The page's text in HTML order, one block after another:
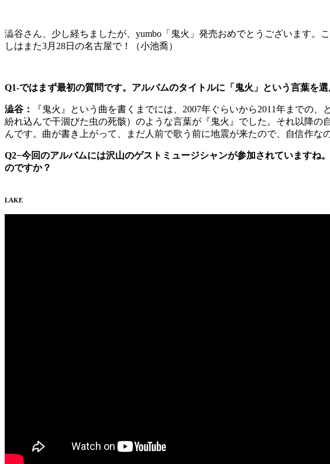
澁谷さん、 少し経ちましたが、 yumbo 「鬼火」 発売おめでとうございます。
しはまた3月28日 の名古屋で！（小池喬）
Q1-ではまず最初の質問です。アルバムのタイトルに「鬼火」という言葉を
澁谷：
『鬼火』という曲を書くまでには、2007年ぐらいから2011年までの
紛れ込んで干涸びた虫の死骸）のような言葉が『鬼火』でした。それ以降
んです。曲が書き上がって、まだ人前で歌う前に地震が来たので、自信作な
Q2−今回のアルバムには沢山のゲストミュージシャンが参加されています
のですか？
LAKE